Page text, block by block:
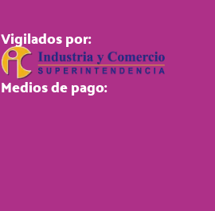
Vigilados por:
Medios de pago: